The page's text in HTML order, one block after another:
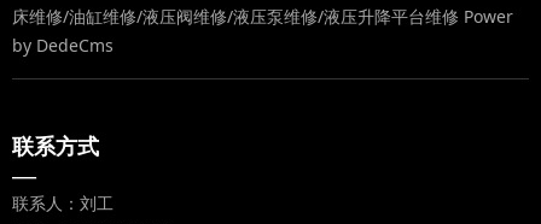
床维修/油缸维修/液压阀维修/液压泵维修/液压升降平台维修 Power
by DedeCms
联系方式
—
联系人：刘工